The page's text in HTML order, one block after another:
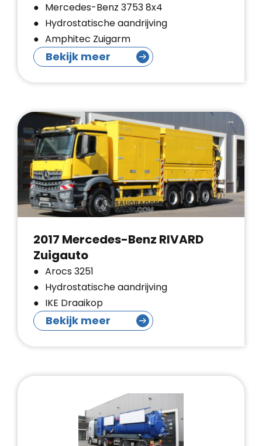
Mercedes-Benz 3753 8x4
Hydrostatische aandrijving
Amphitec Zuigarm
Bekijk meer
2017 Mercedes-Benz RIVARD
Zuigauto
Arocs 3251
Hydrostatische aandrijving
IKE Draaikop
Bekijk meer